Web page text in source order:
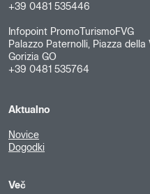
+39 0481 535446
Infopoint PromoTurismoFVG
Palazzo Paternolli, Piazza
Gorizia GO
+39 0481 535764
Aktualno
Novice
Dogodki
Več